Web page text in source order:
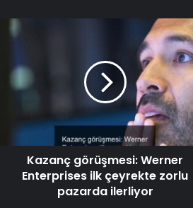
Kazanç görüşmesi: Werner
Enterprises ilk çeyrekte zorlu
pazarda ilerliyor